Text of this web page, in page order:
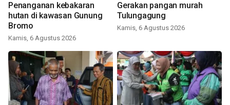
Penanganan kebakaran
hutan di kawasan Gunung
Bromo
Kamis, 6 Agustus 2026
Gerakan pangan murah
Tulungagung
Kamis, 6 Agustus 2026